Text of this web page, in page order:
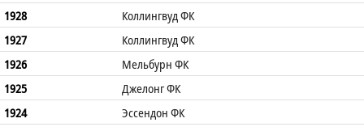
1928
Коллингвуд ФК
1927
Коллингвуд ФК
1926
Мельбурн ФК
1925
Джелонг ФК
1924
Эссендон ФК